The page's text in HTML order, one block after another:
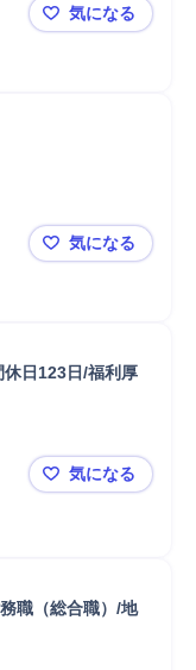
Word 船舶設計会
気になる
給与計算業
気になる
休日123日/福利厚
【香川/事務
気になる
職（総合職）/地